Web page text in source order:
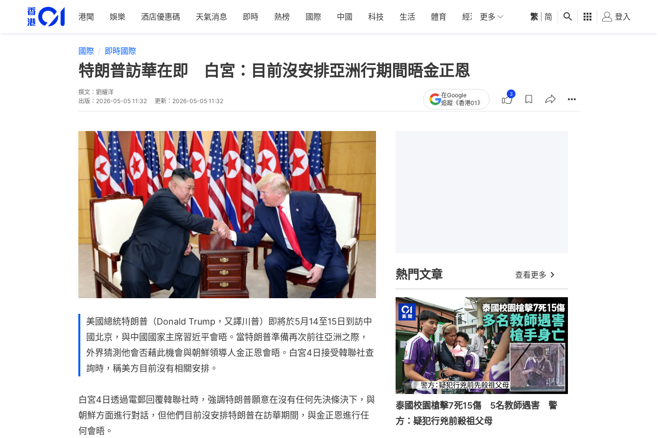
港聞 娛樂 酒店優惠碼 天氣消息 即時 熱榜 國際 中國 科技 生活 體育 經濟 01深圳 觀點 健康 好食玩飛
更多 繁 简 登入
國際 即時國際
特朗普訪華在即 白宮：目前沒安排亞洲行期間晤金正恩
撰文： 劉耀洋
出版： 2026-05-05 11:32 更新： 2026-05-05 11:32
在Google
追蹤《香港01》
3
美國總統特朗普（Donald Trump，又譯川普）即將於5月14至15日到訪中
國北京，與中國國家主席習近平會晤。當特朗普準備再次前往亞洲之際，
外界猜測他會否藉此機會與朝鮮領導人金正恩會晤。白宮4日接受韓聯社查
詢時，稱美方目前沒有相關安排。
白宮4日透過電郵回覆韓聯社時，強調特朗普願意在沒有任何先決條決下，與
朝鮮方面進行對話，但他們目前沒安排特朗普在訪華期間，與金正恩進行任
何會晤。
熱門文章 查看更多
泰國校園槍擊7死15傷 5名教師遇害 警
方：疑犯行兇前殺祖父母